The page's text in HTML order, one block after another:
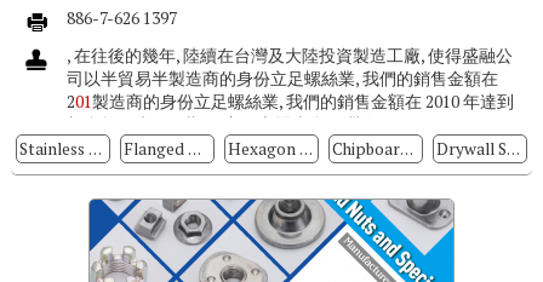
886-7-626 1397
, 在往後的幾年, 陸續在台灣及大陸投資製造工廠, 使得盛融公
司以半貿易半製造商的身份立足螺絲業, 我們的銷售金額在
201製造商的身份立足螺絲業, 我們的銷售金額在 2010 年達到
新台幣 7 億 4 仟萬元, 主要市場來自歐洲約 90%. ...
Stainless Steel
Flanged Head Bolts Hexagon Head Bolts Chipboard Screws Drywall Screws